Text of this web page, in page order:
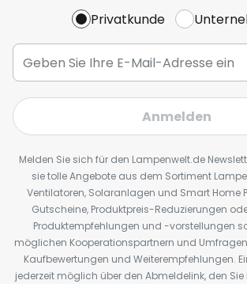
Privatkunde
Anmelden
Melden Sie sich für den Lampenwelt.de
sie tolle Angebote aus dem Sortiment
Ventilatoren, Solaranlagen und Smart Home
Gutscheine, Produktpreis-Reduzierungen
Produktempfehlungen und -vorstellungen
möglichen Kooperationspartnern und
Kaufbewertungen und Weiterempfehlungen.
jederzeit möglich über den Abmeldelink, den Sie